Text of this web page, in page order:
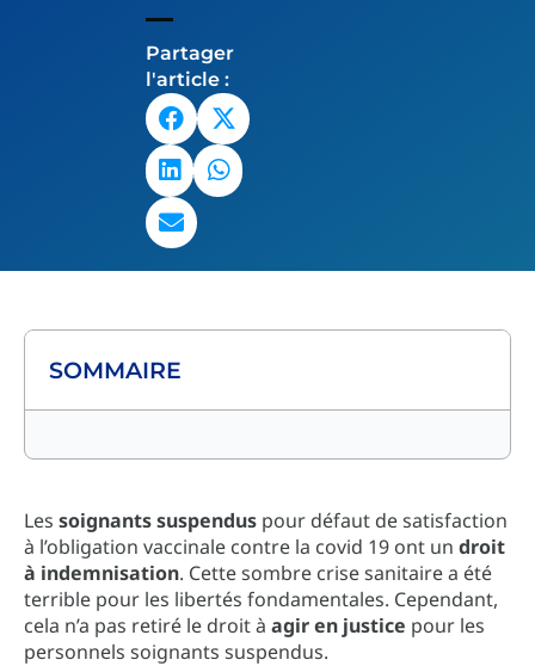
Partager
l'article :
SOMMAIRE
Les soignants suspendus pour défaut de satisfaction
à l’obligation vaccinale contre la covid 19 ont un droit
à indemnisation. Cette sombre crise sanitaire a été
terrible pour les libertés fondamentales. Cependant,
cela n’a pas retiré le droit à agir en justice pour les
personnels soignants suspendus.